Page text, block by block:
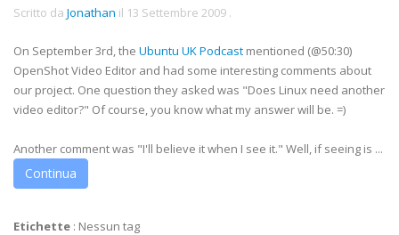
Scritto da Jonathan il 13 Settembre 2009 .
On September 3rd, the Ubuntu UK Podcast mentioned (@50:30)
OpenShot Video Editor and had some interesting comments about
our project. One question they asked was "Does Linux need another
video editor?" Of course, you know what my answer will be. =)
Another comment was "I'll believe it when I see it." Well, if seeing is ...
Continua
Etichette : Nessun tag